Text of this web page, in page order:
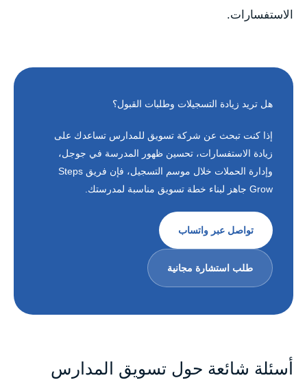
الاستفسارات.
هل تريد زيادة التسجيلات وطلبات القبول؟
إذا كنت تبحث عن شركة تسويق للمدارس تساعدك على
زيادة الاستفسارات، تحسين ظهور المدرسة في جوجل،
وإدارة الحملات خلال موسم التسجيل، فإن فريق Steps
Grow جاهز لبناء خطة تسويق مناسبة لمدرستك.
تواصل عبر واتساب
طلب استشارة مجانية
أسئلة شائعة حول تسويق المدارس